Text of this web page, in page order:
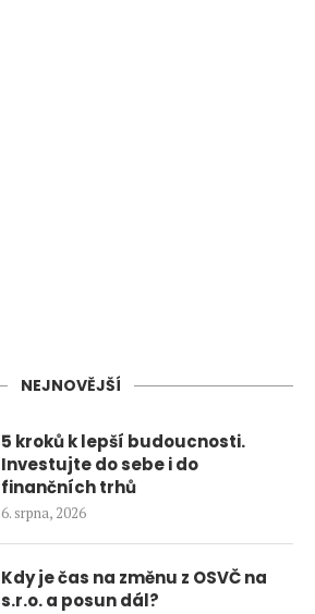
NEJNOVĚJŠÍ
5 kroků k lepší budoucnosti.
Investujte do sebe i do
finančních trhů
6. srpna, 2026
Kdy je čas na změnu z OSVČ na
s.r.o. a posun dál?